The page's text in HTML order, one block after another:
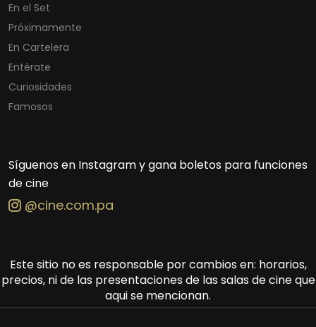
En el Set
Próximamente
En Cartelera
Entérate
Curiosidades
Famosos
Síguenos en Instagram y gana boletos para funciones
de cine
@cine.com.pa
Este sitio no es responsable por cambios en: horarios,
precios, ni de las presentaciones de las salas de cine que
aqui se mencionan.